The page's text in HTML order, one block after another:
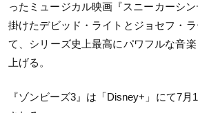
ったミュージカル映画『スニーカーシ
掛けたデビッド・ライトとジョセフ・
て、シリーズ史上最高にパワフルな音
上げる。
『ゾンビーズ3』は「Disney+」にて7月